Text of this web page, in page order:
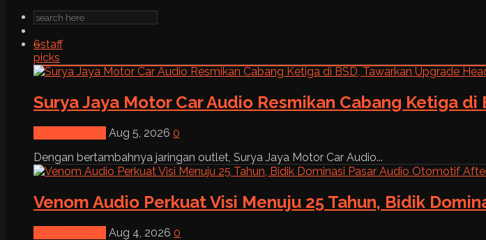
6staff
picks
Surya Jaya Motor Car Audio Resmikan Cabang Ketiga
Aug 5, 2026 0
Dengan bertambahnya jaringan outlet, Surya Jaya Motor Car Audio...
Venom Audio Perkuat Visi Menuju 25 Tahun, Bidik
Aug 4, 2026 0